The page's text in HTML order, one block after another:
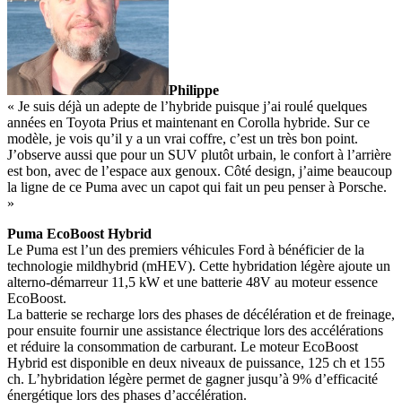
Philippe
« Je suis déjà un adepte de l’hybride puisque j’ai roulé quelques
années en Toyota Prius et maintenant en Corolla hybride. Sur ce
modèle, je vois qu’il y a un vrai coffre, c’est un très bon point.
J’observe aussi que pour un SUV plutôt urbain, le confort à l’arrière
est bon, avec de l’espace aux genoux. Côté design, j’aime beaucoup
la ligne de ce Puma avec un capot qui fait un peu penser à Porsche.
»
Puma EcoBoost Hybrid
Le Puma est l’un des premiers véhicules Ford à bénéficier de la
technologie mildhybrid (mHEV). Cette hybridation légère ajoute un
alterno-démarreur 11,5 kW et une batterie 48V au moteur essence
EcoBoost.
La batterie se recharge lors des phases de décélération et de freinage,
pour ensuite fournir une assistance électrique lors des accélérations
et réduire la consommation de carburant. Le moteur EcoBoost
Hybrid est disponible en deux niveaux de puissance, 125 ch et 155
ch. L’hybridation légère permet de gagner jusqu’à 9% d’efficacité
énergétique lors des phases d’accélération.